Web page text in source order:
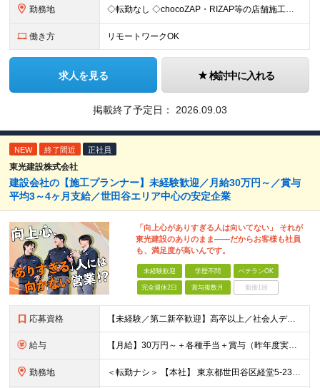
勤務地 ◇転勤なし ◇chocoZAP・RIZAP等の店舗施工を担当 ◇本社もしくは在宅での勤務になります 【本社所在地】 東京都新宿区西新宿8-17-1 住友不動産新宿グランドタワー36F 【転勤につい
働き方 リモートワークOK
求人を見る 検討中に入れる
掲載終了予定日： 2026.09.03
NEW 終了間近 正社員
東光建設株式会社
建設会社の【施工プランナー】未経験歓迎／月給30万円～／賞与
平均3～4ヶ月支給／世田谷エリア中心の安定企業
「向上心がありすぎる人は向いてない」 それが
東光建設のありのまま――だからお客様も社員
も、満足度が高いんです。
未経験歓迎 学歴不問 ベテランOK
完全週休2日 賞与複数月 面接1回
応募資格 【未経験／第二新卒歓迎】高卒以上／社会人デビュー◎／ブランク有◎／■要普免 入社時点に、特別な知識やスキル・経験は一切必要なし！ すべて入社後に、当社で身につけていただけるので 安心してください！
給与 【月給】30万円～＋各種手当＋賞与（昨年度実績：3～4ヶ月） ※上記月給には固定残業時間（10h分／2万円以上）を含みます。 超過分は別途支給いたします。 ■未経験・1年目の想定年収：420万円
勤務地 ＜転勤ナシ＞ 【本社】 東京都世田谷区経堂5-23-15